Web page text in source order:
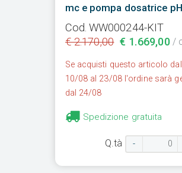
mc e pompa dosatrice pH
Cod. WW000244-KIT
€ 2.170,00 € 1.669,00/
Se acquisti questo articolo dal
10/08 al 23/08 l'ordine sarà
dal 24/08
Spedizione gratuita
Q.tà -